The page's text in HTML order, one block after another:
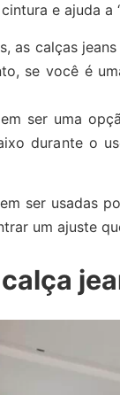
e ajuda a
as calças
se você é
ser uma
durante o
ser usadas
um ajuste